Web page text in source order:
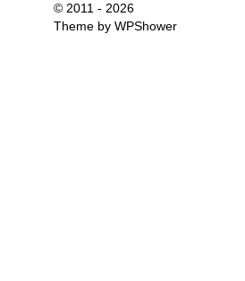
© 2011 - 2026
Theme by WPShower